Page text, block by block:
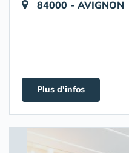
84000 - AVIGNON
Plus d'infos